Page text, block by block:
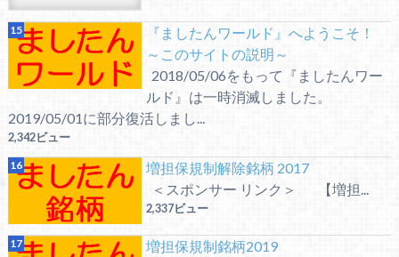
『ましたんワールド』へようこそ！
～このサイトの説明～
2018/05/06をもって『ましたんワー
ルド』は一時消滅しました。
2019/05/01に部分復活しまし...
2,342ビュー
増担保規制解除銘柄 2017
＜スポンサー リンク＞ 【増担...
2,337ビュー
増担保規制銘柄2019